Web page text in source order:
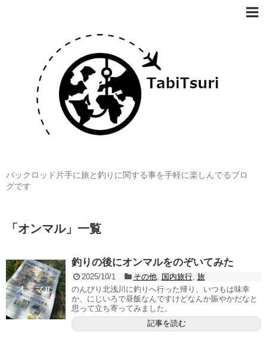
パックロッド片手に旅と釣りに関する事を手軽に楽しんでるブロ
グです
「 オンマル」 一覧
釣りの後にオンマルをのぞいてみた
2025/10/1 その他, 国内旅行, 旅
のんびり北浅川に釣りへ行った帰り、いつもは味幸
か、にじいろで昼飯なんですけどなんか賑やかだなと
思って立ち寄ってみました。
記事を読む